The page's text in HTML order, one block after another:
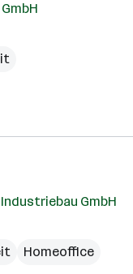
GmbH
Homeoffice